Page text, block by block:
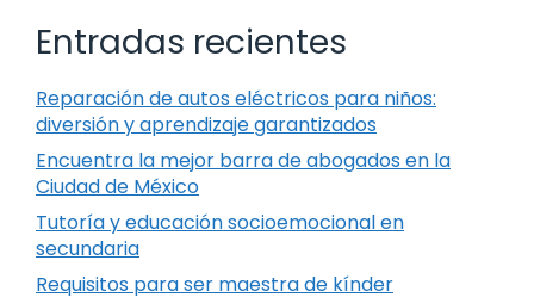
Entradas recientes
Reparación de autos eléctricos para niños:
diversión y aprendizaje garantizados
Encuentra la mejor barra de abogados en la
Ciudad de México
Tutoría y educación socioemocional en
secundaria
Requisitos para ser maestra de kínder